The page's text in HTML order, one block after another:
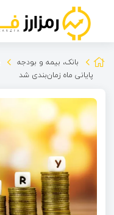
بانک، بیمه و بودجه
پایانی ماه زمان‌بندی شد